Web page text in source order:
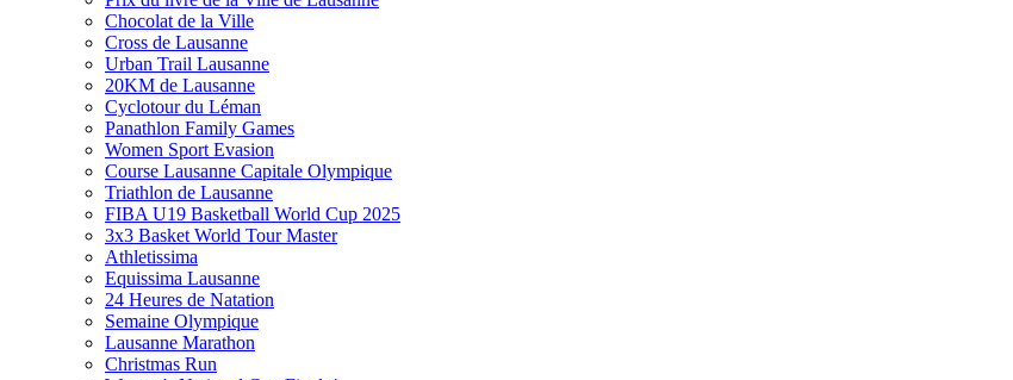
Chocolat de la Ville
Cross de Lausanne
Urban Trail Lausanne
20KM de Lausanne
Cyclotour du Léman
Panathlon Family Games
Women Sport Evasion
Course Lausanne Capitale Olympique
Triathlon de Lausanne
FIBA U19 Basketball World Cup 2025
3x3 Basket World Tour Master
Athletissima
Equissima Lausanne
24 Heures de Natation
Semaine Olympique
Lausanne Marathon
Christmas Run